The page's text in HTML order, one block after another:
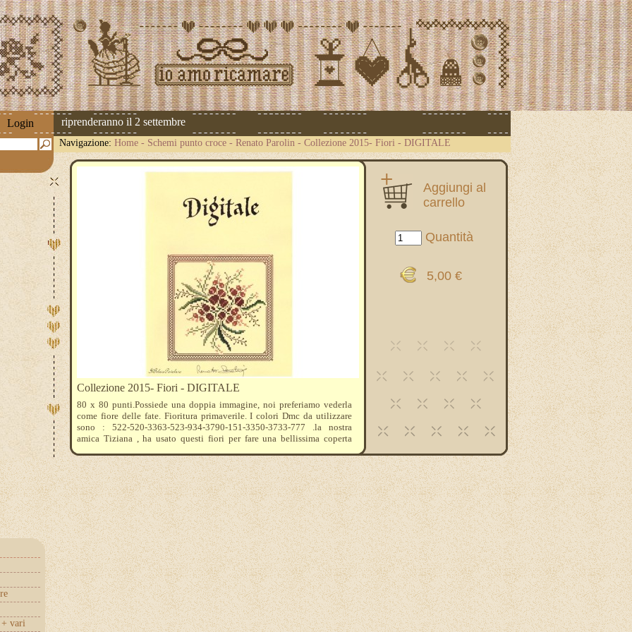
Login riprenderanno il 2 settembre
Navigazione: Home - Schemi punto croce - Renato Parolin - Collezione 2015- Fiori - DIGITALE
+ vari
Aggiungi al
carrello
Quantità
5,00 €
Collezione 2015- Fiori - DIGITALE
80 x 80 punti.Possiede una doppia immagine, noi preferiamo vederla
come fiore delle fate. Fioritura primaverile. I colori Dmc da utilizzare
sono : 522-520-3363-523-934-3790-151-3350-3733-777 .la nostra
amica Tiziana , ha usato questi fiori per fare una bellissima coperta
idee ...